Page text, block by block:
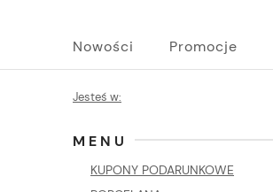
Nowości Promocje
Jesteś w:
MENU
KUPONY PODARUNKOWE